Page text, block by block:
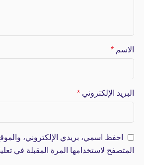
الاسم *
البريد الإلكتروني *
احفظ اسمي، بريدي الإلكتروني،
المتصفح لاستخدامها المرة المقبلة في